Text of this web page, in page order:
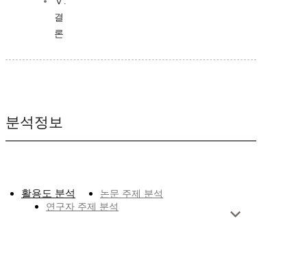
결
론
분석정보
활용도 분석
논문 주제 분석
연구자 주제 분석